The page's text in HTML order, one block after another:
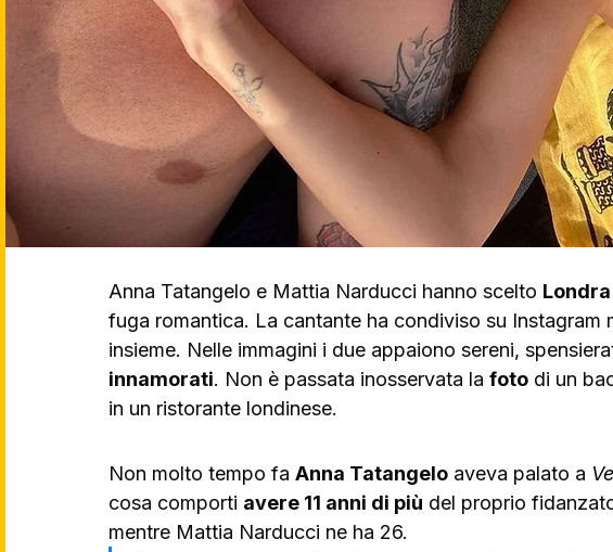
Anna Tatangelo e Mattia Narducci hanno scelto Londra
fuga romantica. La cantante ha condiviso su Instagram
insieme. Nelle immagini i due appaiono sereni,
innamorati. Non è passata inosservata la foto di un
in un ristorante londinese.
Non molto tempo fa Anna Tatangelo aveva palato a
cosa comporti avere 11 anni di più del proprio
mentre Mattia Narducci ne ha 26.